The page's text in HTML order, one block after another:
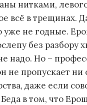
нитками,
всё в трещинах.
уже не годные.
без разбору
надо. Но –
не пропускает ни
даже если
в том, что